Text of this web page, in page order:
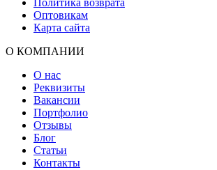
Политика возврата
Оптовикам
Карта сайта
О КОМПАНИИ
О нас
Реквизиты
Вакансии
Портфолио
Отзывы
Блог
Статьи
Контакты